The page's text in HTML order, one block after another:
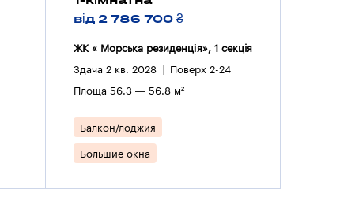
від 2 786 700 ₴
ЖК « Морська резиденція», 1 секцiя
Здача 2 кв. 2028 Поверх 2-24
Площа 56.3 — 56.8 м²
Балкон/лоджия
Большие окна